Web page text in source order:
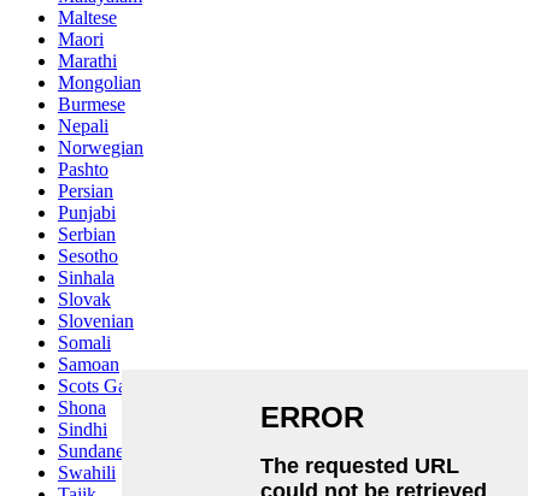
Maltese
Maori
Marathi
Mongolian
Burmese
Nepali
Norwegian
Pashto
Persian
Punjabi
Serbian
Sesotho
Sinhala
Slovak
Slovenian
Somali
Samoan
Scots Gaelic
Shona
Sindhi
Sundanese
Swahili